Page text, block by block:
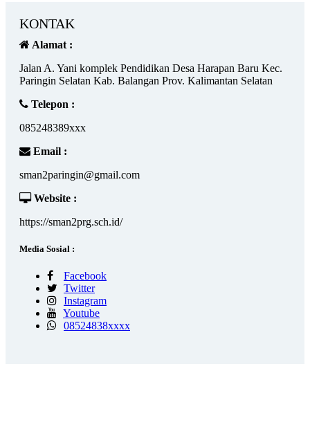
KONTAK
Alamat :
Jalan A. Yani komplek Pendidikan Desa Harapan Baru Kec.
Paringin Selatan Kab. Balangan Prov. Kalimantan Selatan
Telepon :
085248389xxx
Email :
sman2paringin@gmail.com
Website :
https://sman2prg.sch.id/
Media Sosial :
Facebook
Twitter
Instagram
Youtube
08524838xxxx